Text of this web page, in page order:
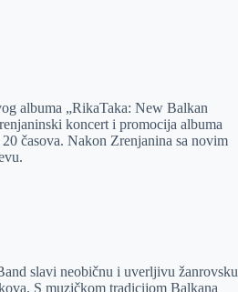
albuma „RikaTaka: New Balkan
koncert i promocija albuma
časova. Nakon Zrenjanina sa novim
slavi neobičnu i uverljivu žanrovsku
S muzičkom tradicijom Balkana